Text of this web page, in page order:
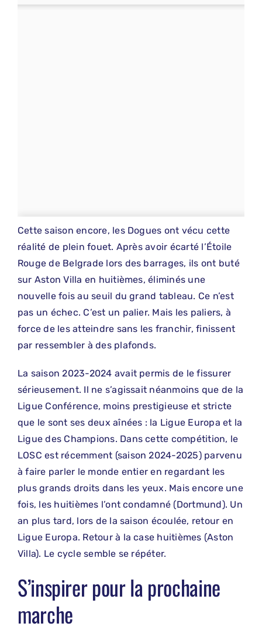
Cette saison encore, les Dogues ont vécu cette
réalité de plein fouet. Après avoir écarté l’Étoile
Rouge de Belgrade lors des barrages, ils ont buté
sur Aston Villa en huitièmes, éliminés une
nouvelle fois au seuil du grand tableau. Ce n’est
pas un échec. C’est un palier. Mais les paliers, à
force de les atteindre sans les franchir, finissent
par ressembler à des plafonds.
La saison 2023-2024 avait permis de le fissurer
sérieusement. Il ne s’agissait néanmoins que de la
Ligue Conférence, moins prestigieuse et stricte
que le sont ses deux aînées : la Ligue Europa et la
Ligue des Champions. Dans cette compétition, le
LOSC est récemment (saison 2024-2025) parvenu
à faire parler le monde entier en regardant les
plus grands droits dans les yeux. Mais encore une
fois, les huitièmes l’ont condamné (Dortmund). Un
an plus tard, lors de la saison écoulée, retour en
Ligue Europa. Retour à la case huitièmes (Aston
Villa). Le cycle semble se répéter.
S’inspirer pour la prochaine
marche